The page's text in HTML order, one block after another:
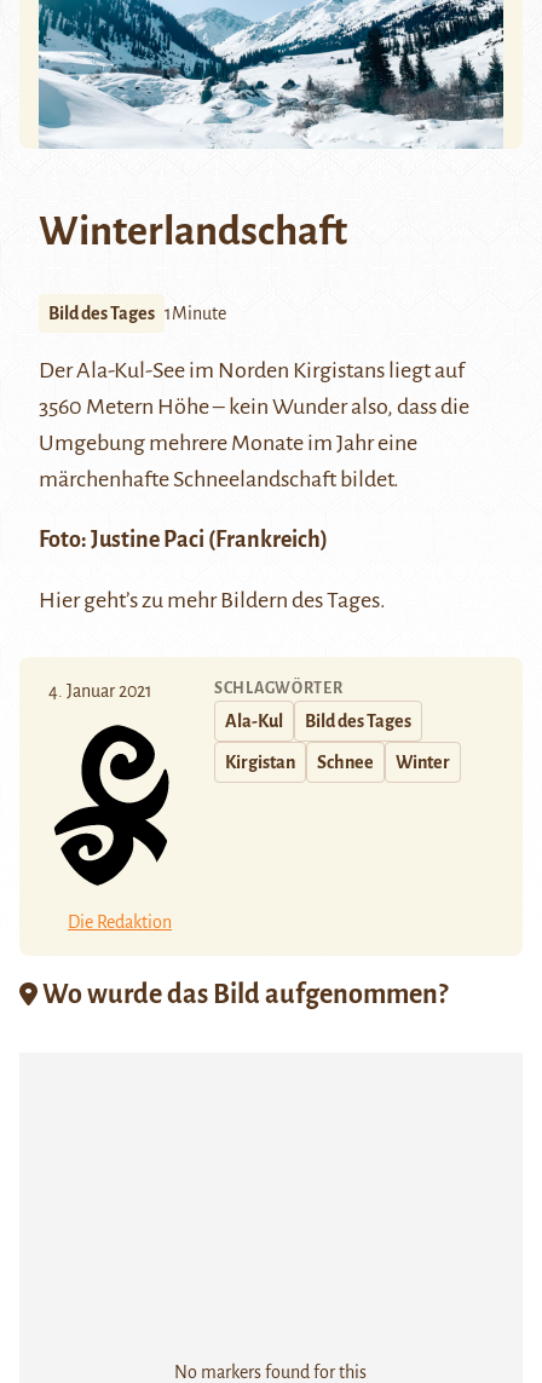
Winterlandschaft
Bild des Tages 1Minute
DerAla-Kul-See im Norden Kirgistans liegt auf
3560 Metern Höhe – kein Wunder also, dass die
Umgebung mehrere Monate im Jahr eine
märchenhafte Schneelandschaft bildet.
Foto: Justine Paci (Frankreich)
Hiergeht’s zu mehr Bildern des Tages.
4. Januar 2021
Die Redaktion
SCHLAGWÖRTER
Ala-Kul Bild des Tages
Kirgistan Schnee Winter
Wo wurde das Bild aufgenommen?
No markers found for this